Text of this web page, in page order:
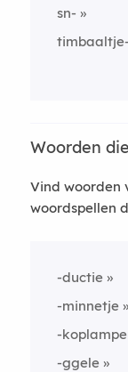
sn-
timbaaltje-
Woorden
Vind woorden
woordspellen
-ductie
-minnetje
-
-ggele